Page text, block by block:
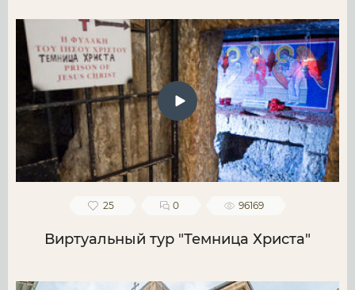
25 0 96169
Виртуальный тур "Темница Христа"